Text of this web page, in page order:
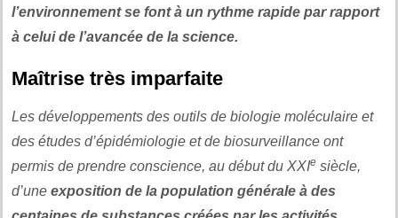
l’environnement se font à un rythme rapide par rapport
à celui de l’avancée de la science.
Maîtrise très imparfaite
Les développements des outils de biologie moléculaire et
des études d’épidémiologie et de biosurveillance ont
permis de prendre conscience, au début du XXIe siècle,
d’une exposition de la population générale à des